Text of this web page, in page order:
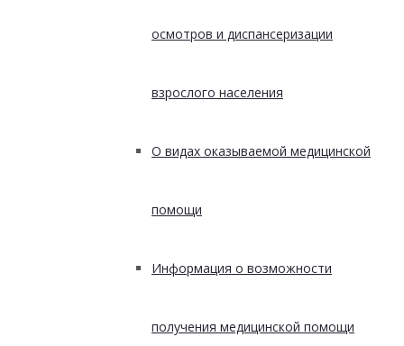
осмотров и диспансеризации
взрослого населения
О видах оказываемой медицинской
помощи
Информация о возможности
получения медицинской помощи